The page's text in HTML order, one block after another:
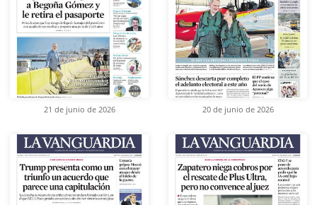
21 de junio de 2026 20 de junio de 2026